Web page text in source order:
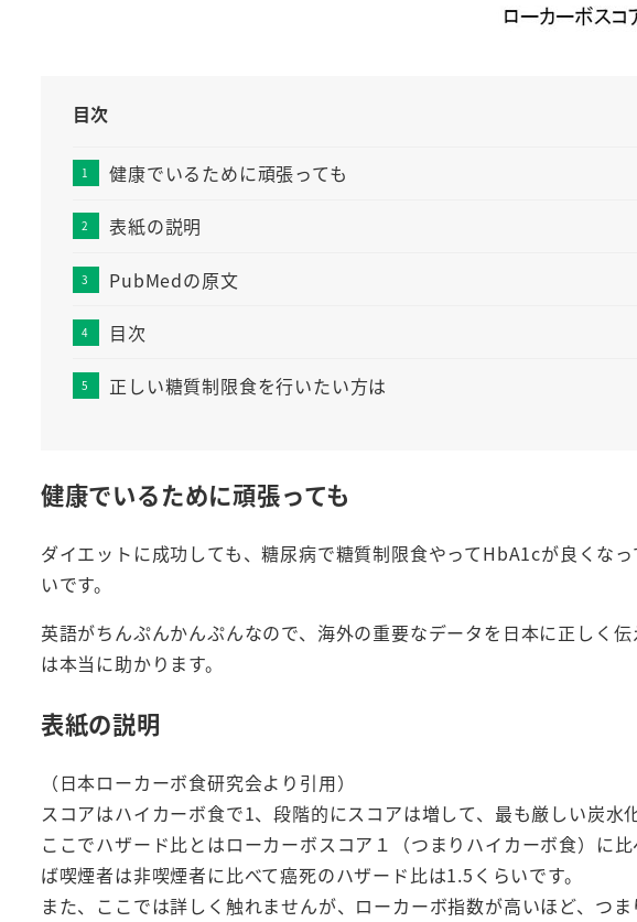
目次
健康でいるために頑張っても
表紙の説明
PubMedの原文
目次
正しい糖質制限食を行いたい方は
健康でいるために頑張っても
ダイエットに成功しても、糖尿病で糖質制限食やってHbA1cが良くな
いです。
英語がちんぷんかんぷんなので、海外の重要なデータを日本に正しく
は本当に助かります。
表紙の説明
（日本ローカーボ食研究会より引用）
スコアはハイカーボ食で1、段階的にスコアは増して、最も厳しい炭水
ここでハザード比とはローカーボスコア１（つまりハイカーボ食）に
ば喫煙者は非喫煙者に比べて癌死のハザード比は1.5くらいです。
また、ここでは詳しく触れませんが、ローカーボ指数が高いほど、つ